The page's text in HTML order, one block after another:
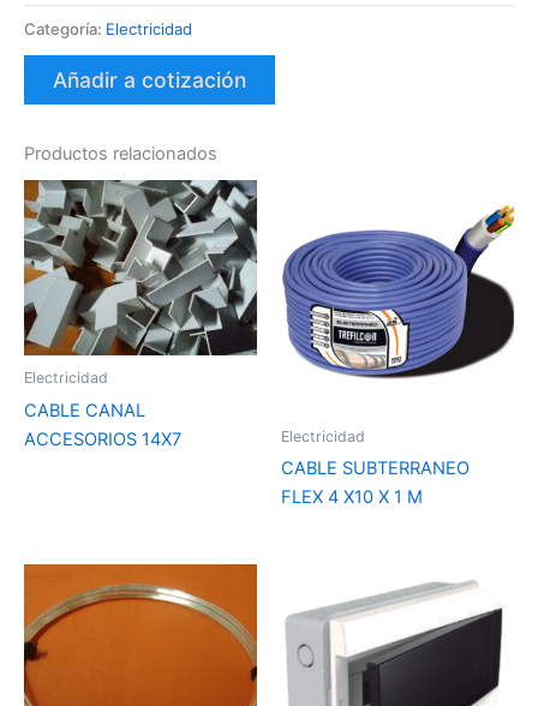
Categoría: Electricidad
Añadir a cotización
Productos relacionados
Electricidad
CABLE CANAL
ACCESORIOS 14X7
Electricidad
CABLE SUBTERRANEO
FLEX 4 X10 X 1 M
producto
tiene
varias
variantes.